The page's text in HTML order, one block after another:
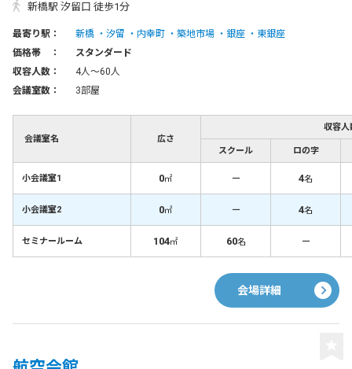
新橋駅 汐留口 徒歩1分
最寄り駅： 新橋 汐留 内幸町 築地市場 銀座
東銀座
価格帯 ：
スタンダード
収容人数：
4人〜60人
会議室数：
3部屋
会議室名 広さ
収容人
スクール ロの字
小会議室1 0㎡ － 4名
小会議室2 0㎡ － 4名
セミナールーム 104㎡ 60名 －
会場詳細